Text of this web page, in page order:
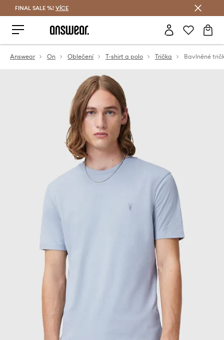
FINAL SALE %! VÍCE
Answear On Oblečení T-shirt a polo Trička Bavlněné